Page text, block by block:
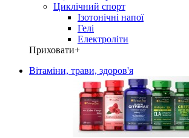
Циклічний спорт
Ізотонічні напої
Гелі
Електроліти
Приховати+
Вітаміни, трави, здоров'я